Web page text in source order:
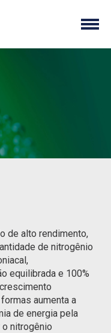
de alto rendimento,
de nitrogênio
equilibrada e 100%
aumenta a
de energia pela
nitrogênio